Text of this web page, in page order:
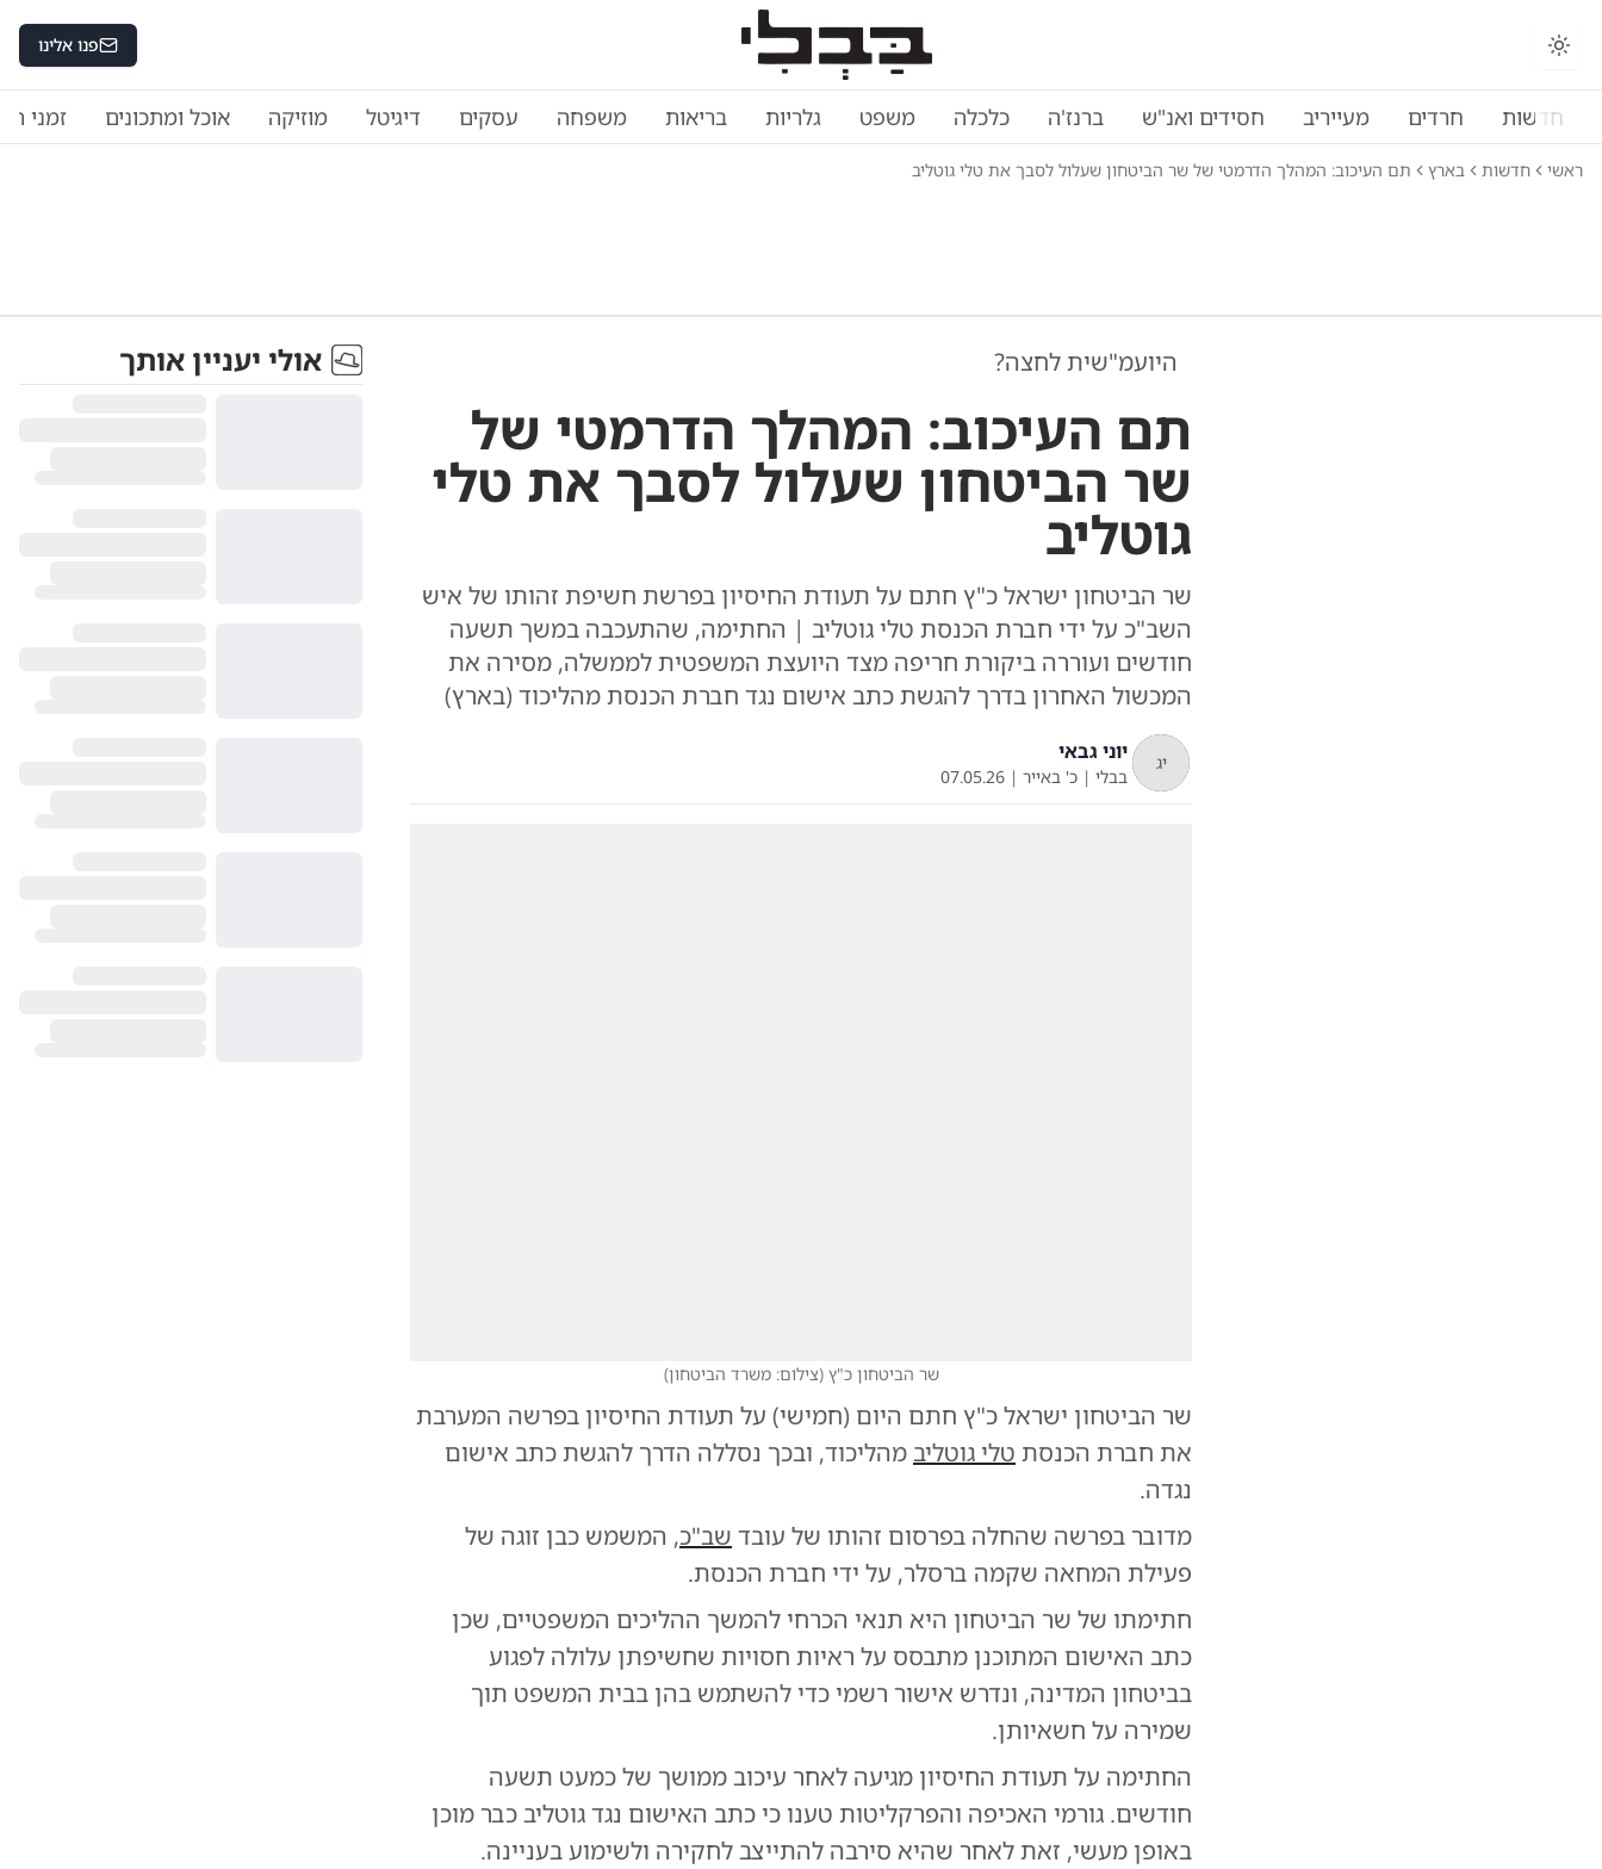
החלפת מצב תצוגה פנו אלינו
חדשות חרדים מעייריב חסידים ואנ"ש ברנז'ה כלכלה משפט גלריות בריאות משפחה עסקים דיגיטל מוזיקה אוכל ומתכונים זמני
ראשי חדשות בארץ תם העיכוב: המהלך הדרמטי של שר הביטחון שעלול לסבך את טלי גוטליב
היועמ"שית לחצה?
תם העיכוב: המהלך הדרמטי של
שר הביטחון שעלול לסבך את טלי
גוטליב
שר הביטחון ישראל כ"ץ חתם על תעודת החיסיון בפרשת חשיפת זהותו של איש
השב"כ על ידי חברת הכנסת טלי גוטליב | החתימה, שהתעכבה במשך תשעה
חודשים ועוררה ביקורת חריפה מצד היועצת המשפטית לממשלה, מסירה את
המכשול האחרון בדרך להגשת כתב אישום נגד חברת הכנסת מהליכוד (בארץ)
יג יוני גבאי
בבלי| כ' באייר |
07.05.26
שר הביטחון כ"ץ (צילום: משרד הביטחון)
שר הביטחון ישראל כ"ץ חתם היום (חמישי) על תעודת החיסיון בפרשה המערבת
את חברת הכנסת טלי גוטליבמהליכוד, ובכך נסללה הדרך להגשת כתב אישום
נגדה.
מדובר בפרשה שהחלה בפרסום זהותו של עובד שב"כ, המשמש כבן זוגה של
פעילת המחאה שקמה ברסלר, על ידי חברת הכנסת.
חתימתו של שר הביטחון היא תנאי הכרחי להמשך ההליכים המשפטיים, שכן
כתב האישום המתוכנן מתבסס על ראיות חסויות שחשיפתן עלולה לפגוע
בביטחון המדינה, ונדרש אישור רשמי כדי להשתמש בהן בבית המשפט תוך
שמירה על חשאיותן.
החתימה על תעודת החיסיון מגיעה לאחר עיכוב ממושך של כמעט תשעה
חודשים. גורמי האכיפה והפרקליטות טענו כי כתב האישום נגד גוטליב כבר מוכן
באופן מעשי, זאת לאחר שהיא סירבה להתייצב לחקירה ולשימוע בעניינה.
אולי יעניין אותך